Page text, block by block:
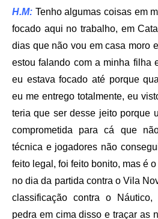
H.M: Tenho algumas coisas em
focado aqui no trabalho, em
dias que não vou em casa moro
estou falando com a minha filha
eu estava focado até porque
eu me entrego totalmente, eu
teria que ser desse jeito porque
comprometida para cá que
técnica e jogadores não
feito legal, foi feito bonito, mas é
no dia da partida contra o Vila
classificação contra o
pedra em cima disso e traçar as